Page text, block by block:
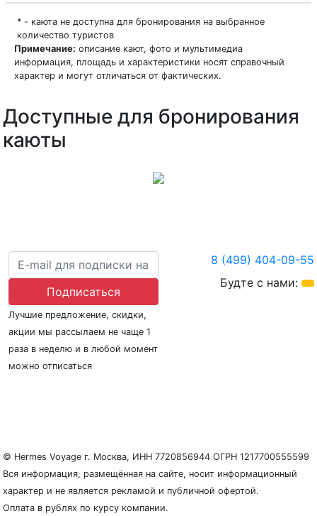
* - каюта не доступна для бронирования на выбранное
количество туристов
Примечание: описание кают, фото и мультимедиа
информация, площадь и характеристики носят справочный
характер и могут отличаться от фактических.
Доступные для бронирования
каюты
© Hermes Voyage г. Москва, ИНН 7720856944 ОГРН 1217700555599
Вся информация, размещённая на сайте, носит информационный
характер и не является рекламой и публичной офертой.
Оплата в рублях по курсу компании.
Подписаться
Лучшие предложение, скидки,
акции мы рассылаем не чаще 1
раза в неделю и в любой момент
можно отписаться
8 (499) 404-09-55
Будте с нами: